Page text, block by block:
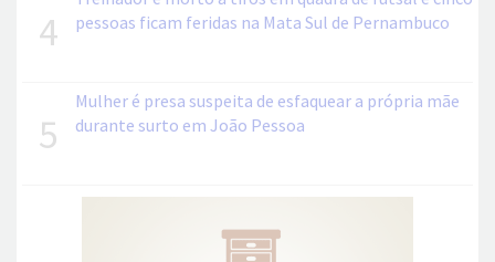
4
pessoas ficam feridas na Mata Sul de Pernambuco
5
Mulher é presa suspeita de esfaquear a própria mãe
durante surto em João Pessoa